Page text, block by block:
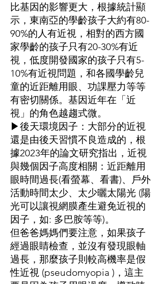
比基因的影響更大，根據統計顯
示，東南亞的學齡孩子大約有80-
90%的人有近視，相對的西方國
家學齡的孩子只有20-30%有近
視，低度開發國家的孩子只有5-
10%有近視問題，和各國學齡兒
童的近距離用眼、功課壓力等等
有密切關係。基因近年在「近
視」的角色越趨式微。
▶後天環境因子：大部分的近視
還是由後天習慣不良造成的，根
據2023年的論文研究指出，近視
與幾個因子高度相關：近距離用
眼時間過長(看螢幕、看書)、戶外
活動時間太少、太少曬太陽光 (陽
光可以讓視網膜產生避免近視的
因子，如: 多巴胺等等)。
但爸爸媽媽們要注意，如果孩子
經過眼睛檢查，並沒有發現眼軸
過長，那麼孩子則較高機率是假
性近視 (pseudomyopia )，這主